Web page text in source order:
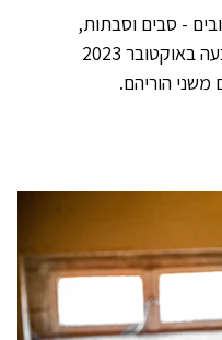
- סבים וסבתות,
דודים ודודות - שהפכו לאחר השבעה באוקטובר 2023
הוריהם.